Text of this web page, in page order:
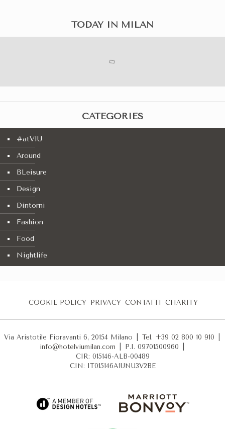
TODAY IN MILAN
CATEGORIES
#atVIU
Around
BLeisure
Design
Dintorni
Fashion
Food
Nightlife
COOKIE POLICY PRIVACY CONTATTI CHARITY
Via Aristotile Fioravanti 6, 20154 Milano Tel. +39 02 800 10 910
info@hotelviumilan.com
P.I. 09701500960
CIR: 015146-ALB-00489
CIN: IT015146A1UNU3V2BE